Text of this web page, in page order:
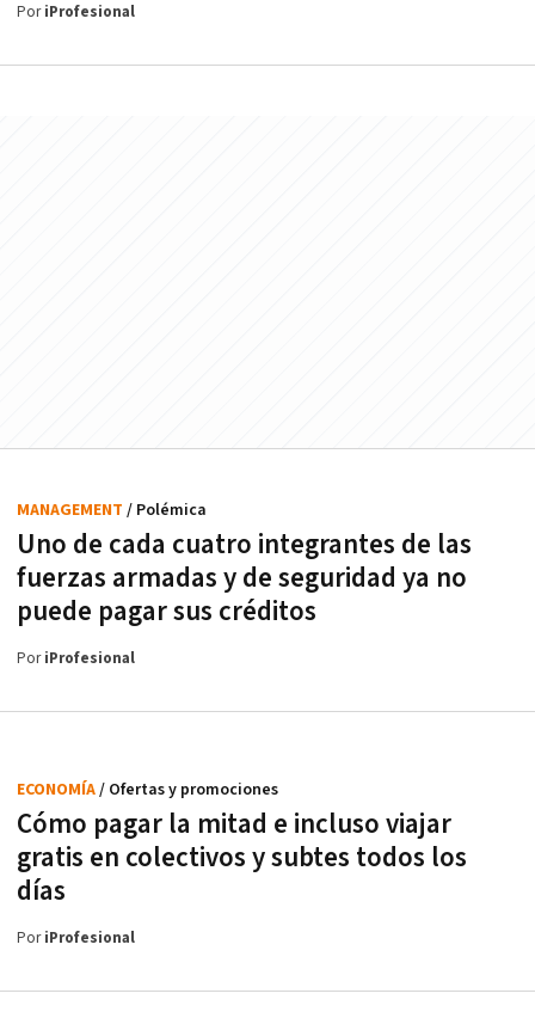
PoriProfesional
Uno de cada cuatro integrantes de las
fuerzas armadas y de seguridad ya no
puede pagar sus créditos
MANAGEMENT / Polémica
PoriProfesional
Cómo pagar la mitad e incluso viajar
gratis en colectivos y subtes todos los
días
ECONOMÍA/ Ofertas y promociones
PoriProfesional